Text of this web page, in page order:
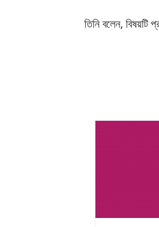
তিনি বলেন, বিষয়টি